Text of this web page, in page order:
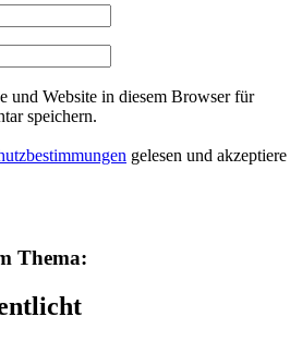
und Website in diesem Browser für
speichern.
gelesen und akzeptiere
Thema: